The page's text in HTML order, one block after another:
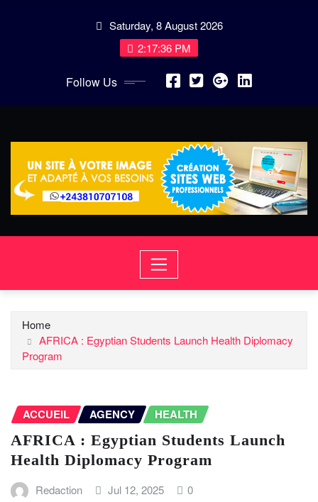
Saturday, 8 August 2026
2:17:36 PM
Follow Us
Home
AFRICA : Egyptian Students Launch Health Diplomacy
Program
ACCUEIL AGENCY HEALTH
AFRICA : Egyptian Students Launch
Health Diplomacy Program
Redaction Jul 12, 2025 0